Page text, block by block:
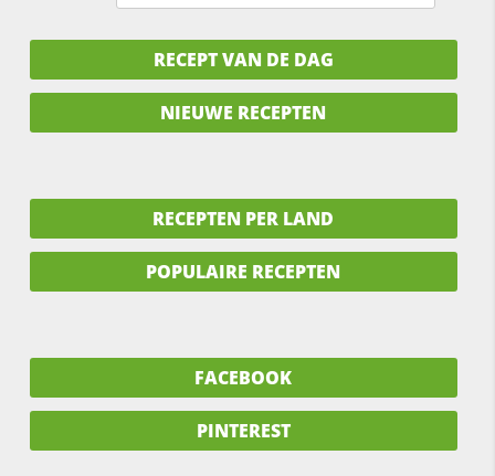
RECEPT VAN DE DAG
NIEUWE RECEPTEN
RECEPTEN PER LAND
POPULAIRE RECEPTEN
FACEBOOK
PINTEREST